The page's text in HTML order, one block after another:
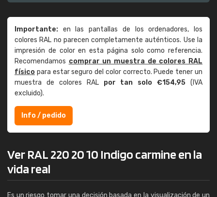
Importante: en las pantallas de los ordenadores, los
colores RAL no parecen completamente auténticos. Use la
impresión de color en esta página solo como referencia.
Recomendamos comprar un muestra de colores RAL
físico para estar seguro del color correcto. Puede tener un
muestra de colores RAL por tan solo €154,95 (IVA
excluido).
Info / pedido
Ver RAL 220 20 10 Indigo carmine en la
vida real
Es un riesgo tomar una decisión basada en la visualización de un